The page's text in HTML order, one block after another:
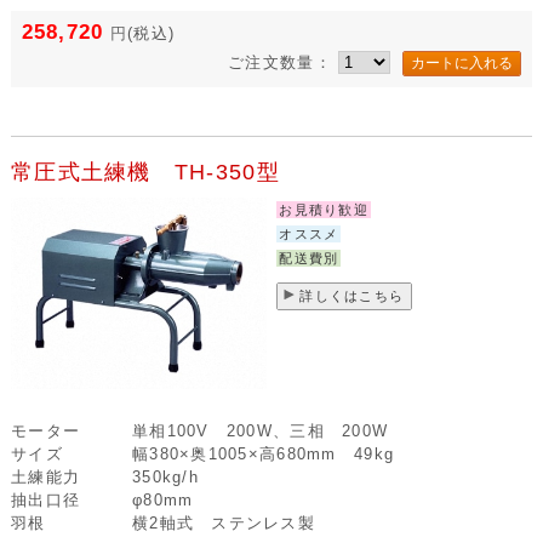
258,720 円(税込)
ご注文数量：
常圧式土練機 TH-350型
お見積り歓迎
オススメ
配送費別
詳しくはこちら
モーター
単相100V 200W、三相 200W
サイズ
幅380×奥1005×高680mm 49kg
土練能力
350kg/h
抽出口径
φ80mm
羽根
横2軸式 ステンレス製